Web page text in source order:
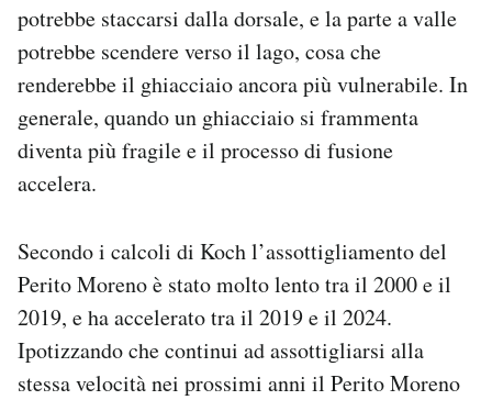
potrebbe staccarsi dalla dorsale, e la parte a valle
potrebbe scendere verso il lago, cosa che
renderebbe il ghiacciaio ancora più vulnerabile. In
generale, quando un ghiacciaio si frammenta
diventa più fragile e il processo di fusione
accelera.
Secondo i calcoli di Koch l’assottigliamento del
Perito Moreno è stato molto lento tra il 2000 e il
2019, e ha accelerato tra il 2019 e il 2024.
Ipotizzando che continui ad assottigliarsi alla
stessa velocità nei prossimi anni il Perito Moreno